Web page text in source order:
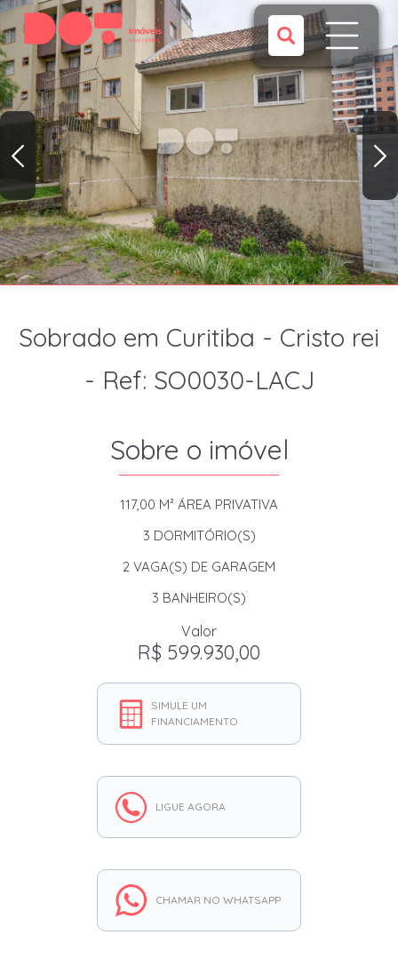
Sobrado em Curitiba - Cristo rei
- Ref: SO0030-LACJ
Sobre o imóvel
117,00 M² ÁREA PRIVATIVA
3 DORMITÓRIO(S)
2 VAGA(S) DE GARAGEM
3 BANHEIRO(S)
Valor
R$ 599.930,00
SIMULE UM
FINANCIAMENTO
LIGUE AGORA
CHAMAR NO WHATSAPP